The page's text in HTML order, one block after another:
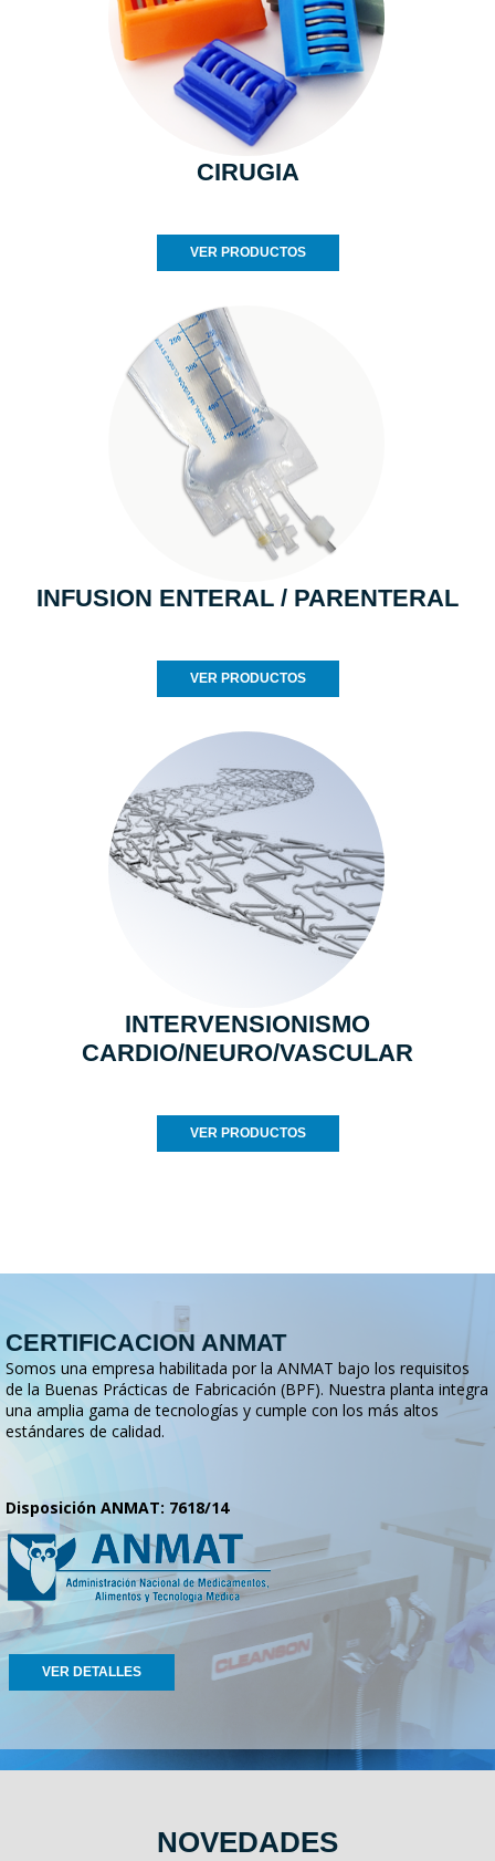
CIRUGIA
VER PRODUCTOS
INFUSION ENTERAL / PARENTERAL
VER PRODUCTOS
INTERVENSIONISMO
CARDIO/NEURO/VASCULAR
VER PRODUCTOS
CERTIFICACION ANMAT
Somos una empresa habilitada por la ANMAT bajo los requisitos
de la Buenas Prácticas de Fabricación (BPF). Nuestra planta integra
una amplia gama de tecnologías y cumple con los más altos
estándares de calidad.
Disposición ANMAT: 7618/14
VER DETALLES
NOVEDADES